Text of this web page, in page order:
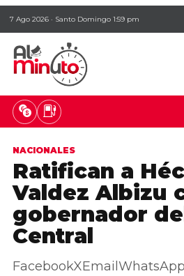
7 Ago 2026 · Santo Domingo 1:59 pm
NACIONALES
Ratifican a
Valdez Albizu
gobernador
Central